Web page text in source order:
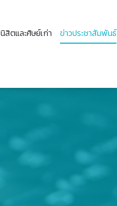
นิสิตและศิษย์เก่า ข่าวประชาสัมพันธ์